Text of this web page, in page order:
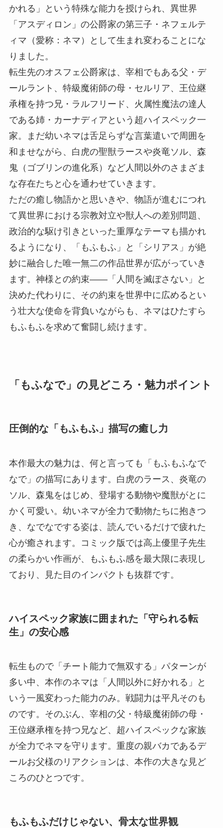
かれる」という特殊な能力を授けられ、異世界
「アスディロン」の公爵家の第三子・ネフェルテ
ィマ（愛称：ネマ）として生まれ変わることにな
りました。
転生先のオスフェ公爵家は、宰相でもある父・デ
ールラント、特級魔術師の母・セルリア、王位継
承権を持つ兄・ラルフリード、火属性魔法の達人
である姉・カーナディアという超ハイスペック一
家。まだ幼いネマは舌足らずな言葉遣いで周囲を
和ませながら、白虎の聖獣ラースや炎竜ソル、森
鬼（ゴブリンの進化系）など人間以外のさまざま
な存在たちと心を通わせていきます。
ただの癒し物語かと思いきや、物語が進むにつれ
て異世界における宗教対立や獣人への差別問題、
政治的な駆け引きといった重厚なテーマも描かれ
るようになり、「もふもふ」と「シリアス」が絶
妙に融合した唯一無二の作品世界が広がっていき
ます。神様との約束――「人間を滅ぼさない」と
決めた代わりに、その約束を世界中に広めるとい
う壮大な使命を背負いながらも、ネマはひたすら
もふもふを求めて奮闘し続けます。
「もふなで」の見どころ・魅力ポイント
圧倒的な「もふもふ」描写の癒し力
本作最大の魅力は、何と言っても「もふもふなで
なで」の描写にあります。白虎のラース、炎竜の
ソル、森鬼をはじめ、登場する動物や魔獣がとに
かく可愛い。幼いネマが全力で動物たちに抱きつ
き、なでなでする姿は、読んでいるだけで疲れた
心が癒されます。コミック版では高上優里子先生
の柔らかい作画が、もふもふ感を最大限に表現し
ており、見た目のインパクトも抜群です。
ハイスペック家族に囲まれた「守られる転
生」の安心感
転生もので「チート能力で無双する」パターンが
多い中、本作のネマは「人間以外に好かれる」と
いう一風変わった能力のみ。戦闘力は平凡そのも
のです。そのぶん、宰相の父・特級魔術師の母・
王位継承権を持つ兄など、超ハイスペックな家族
が全力でネマを守ります。重度の親バカであるデ
ールお父様のリアクションは、本作の大きな見ど
ころのひとつです。
もふもふだけじゃない、骨太な世界観